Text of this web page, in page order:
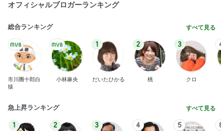
オフィシャルブロガーランキング
総合ランキング すべて見る
市川團十郎白
猿
小林麻央
1
だいたひかる
2
桃
3
クロ
急上昇ランキング すべて見る
1 2 3 4 5